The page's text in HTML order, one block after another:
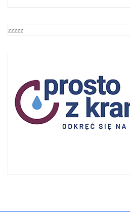
zzzzz